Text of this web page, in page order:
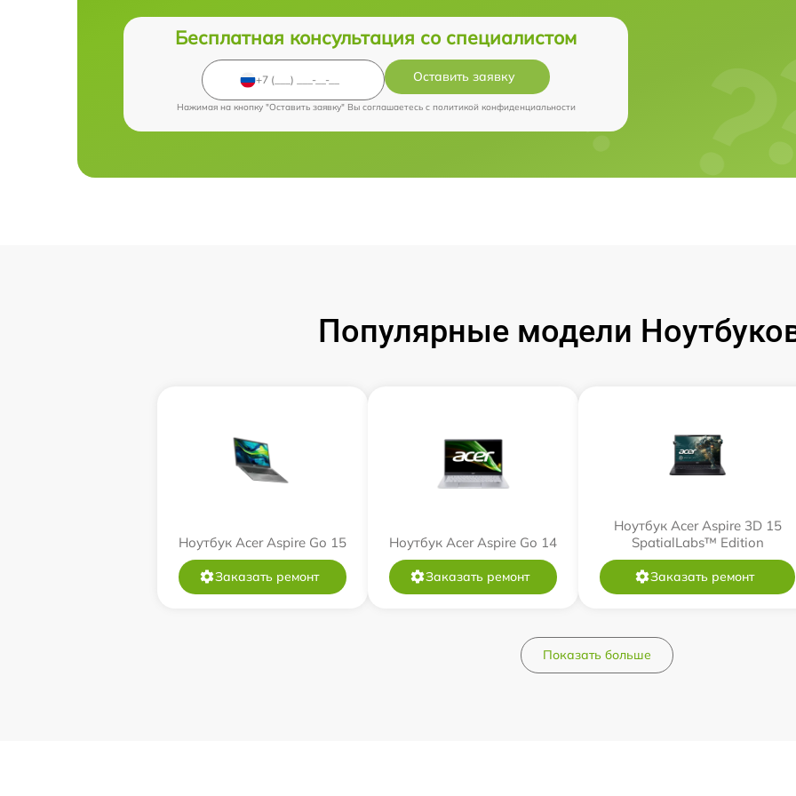
Бесплатная консультация со специалистом
Оставить заявку
Нажимая на кнопку "Оставить заявку" Вы соглашаетесь c политикой конфиденциальности
Популярные модели
Ноутбук Acer Aspire Go 15
Заказать ремонт
Ноутбук Acer Aspire Go 14
Заказать ремонт
Ноутбук Acer Aspire 3D 15
SpatialLabs™ Edition
Заказать ремонт
Показать больше